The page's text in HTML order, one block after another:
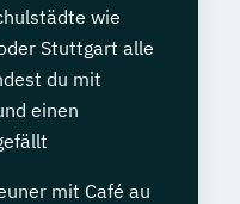
wie
Stuttgart alle
du mit
einen
mit Café au